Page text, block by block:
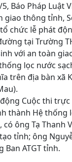
5, Báo Pháp Luật
giao thông tỉnh,
chức lễ phát
tại Trường
với an toàn
lọc nước
trên địa bàn xã
Cuộc thi trực
thành Hệ thống
ông Tạ Thanh
tỉnh; ông
Ban ATGT tỉnh.